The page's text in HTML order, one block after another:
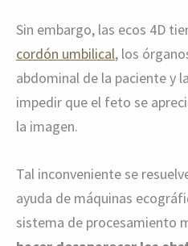
Sin embargo, las ecos 4D
cordón umbilical, los
abdominal de la paciente y
impedir que el feto se
la imagen.
Tal inconveniente se
ayuda de máquinas
sistema de procesamiento